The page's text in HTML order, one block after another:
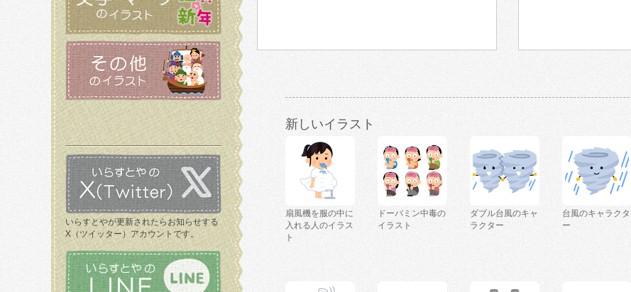
いらすとやが更新されたらお知らせする
X（ツイッター）アカウントです。
新しいイラスト
扇風機を服の中に
入れる人のイラス
ト
ドーパミン中毒の
イラスト
ダブル台風のキャ
ラクター
台風のキャラクタ
ー